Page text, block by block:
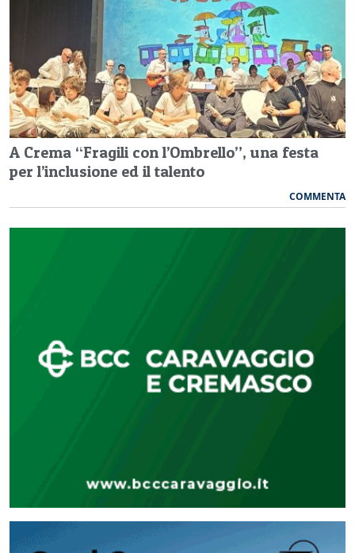
A Crema “Fragili con l’Ombrello”, una festa
per l’inclusione ed il talento
COMMENTA